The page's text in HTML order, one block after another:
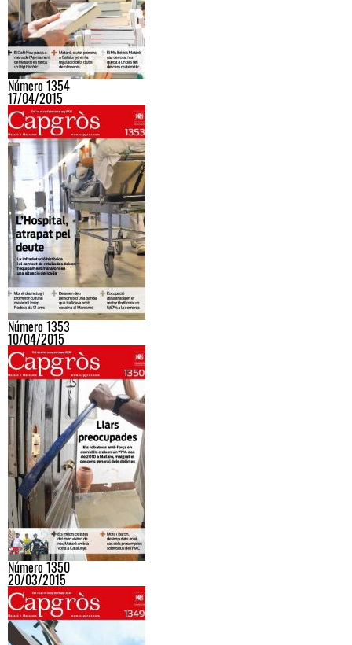
Número 1354
17/04/2015
Número 1353
10/04/2015
Número 1350
20/03/2015